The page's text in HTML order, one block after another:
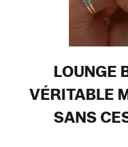
LOUNGE
VÉRITABLE
SANS